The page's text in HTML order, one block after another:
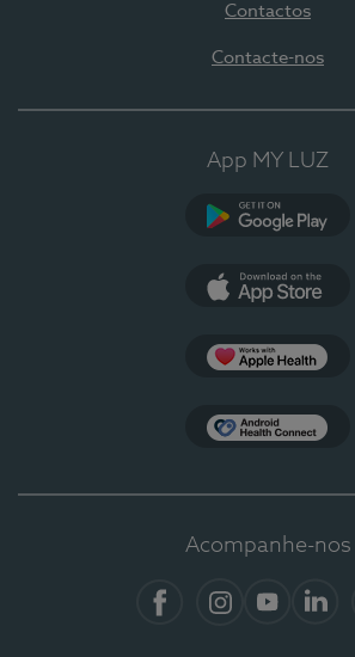
Contactos
Contacte-nos
App MY LUZ
Acompanhe-nos